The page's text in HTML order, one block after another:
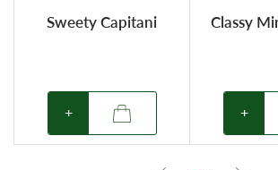
Sweety Capitani
+
Classy
+